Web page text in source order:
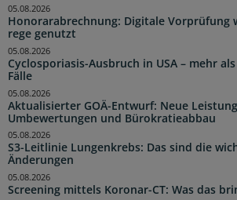
Honorarabrechnung: Digitale Vorprüfung
rege genutzt
05.08.2026
Cyclosporiasis-Ausbruch in USA – mehr
Fälle
05.08.2026
Aktualisierter GOÄ-Entwurf: Neue
Umbewertungen und Bürokratieabbau
05.08.2026
S3-Leitlinie Lungenkrebs: Das sind die
Änderungen
05.08.2026
Screening mittels Koronar-CT: Was das
05.08.2026